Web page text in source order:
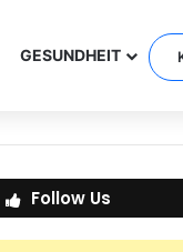
GESUNDHEIT
Follow Us